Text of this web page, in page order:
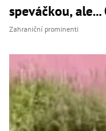
speváčkou,
Zahraniční prominenti